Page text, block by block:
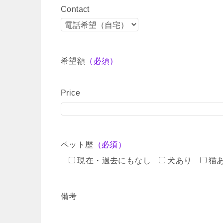
Contact
希望額 （必須）
Price
ペット歴 （必須）
現在・過去にもなし
犬あり 猫
備考